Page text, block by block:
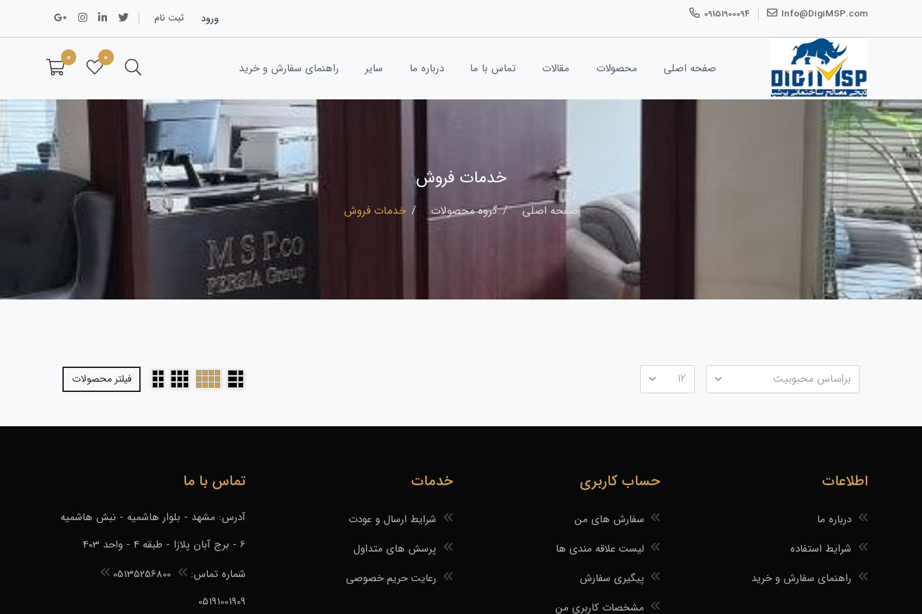
Info@DigiMSP.com
09151900094 ورود ثبت نام
صفحه اصلی محصولات مقالات تماس با ما درباره ما سایر راهنمای سفارش و خرید
0
0
خدمات فروش
صفحه اصلی گروه محصولات خدمات فروش
فیلتر محصولات
اطلاعات
درباره ما
شرایط استفاده
راهنمای سفارش و خرید
حساب کاربری
سفارش های من
لیست علاقه مندی ها
پیگیری سفارش
مشخصات کاربری من
خدمات
شرایط ارسال و عودت
پرسش های متداول
رعایت حریم خصوصی
تماس با ما
آدرس: مشهد - بلوار هاشمیه - نبش هاشمیه
6 - برج آبان پلازا - طبقه 4 - واحد 403
شماره تماس:
05135256800
05191001909